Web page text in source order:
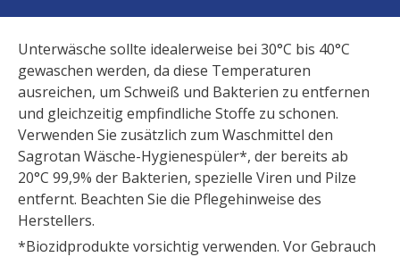
Unterwäsche sollte idealerweise bei 30°C bis 40°C
gewaschen werden, da diese Temperaturen
ausreichen, um Schweiß und Bakterien zu entfernen
und gleichzeitig empfindliche Stoffe zu schonen.
Verwenden Sie zusätzlich zum Waschmittel den
Sagrotan Wäsche-Hygienespüler*, der bereits ab
20°C 99,9% der Bakterien, spezielle Viren und Pilze
entfernt. Beachten Sie die Pflegehinweise des
Herstellers.
*Biozidprodukte vorsichtig verwenden. Vor Gebrauch